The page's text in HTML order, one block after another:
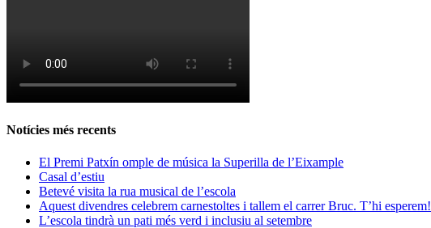
Notícies més recents
El Premi Patxín omple de música la Superilla de l’Eixample
Casal d’estiu
Betevé visita la rua musical de l’escola
Aquest divendres celebrem carnestoltes i tallem el carrer Bruc. T’hi esperem!
L’escola tindrà un pati més verd i inclusiu al setembre